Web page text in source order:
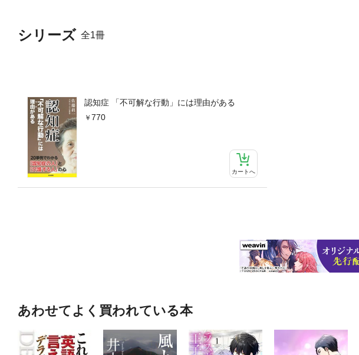
シリーズ 全1冊
認知症 「不可解な行動」には理由がある
770
カートへ
あわせてよく買われている本